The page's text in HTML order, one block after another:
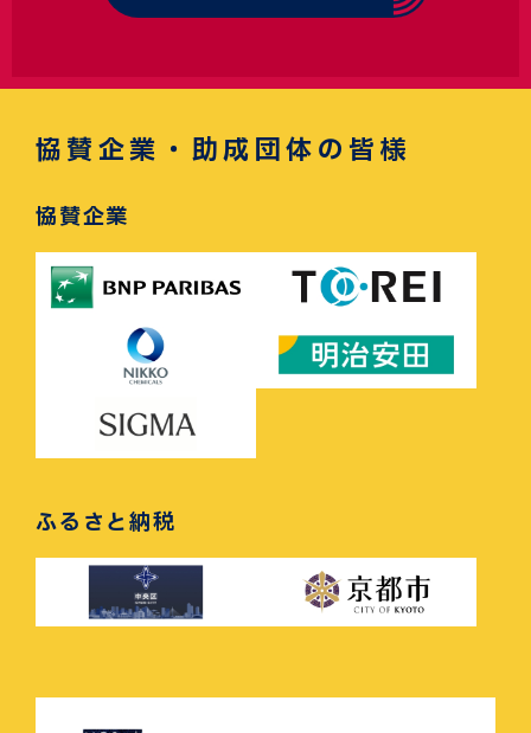
協賛企業・助成団体の皆様
協賛企業
ふるさと納税